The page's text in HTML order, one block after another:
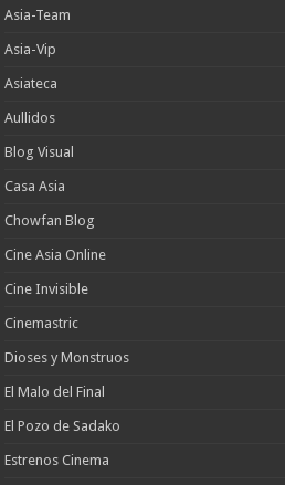
Asia-Team
Asia-Vip
Asiateca
Aullidos
Blog Visual
Casa Asia
Chowfan Blog
Cine Asia Online
Cine Invisible
Cinemastric
Dioses y Monstruos
El Malo del Final
El Pozo de Sadako
Estrenos Cinema